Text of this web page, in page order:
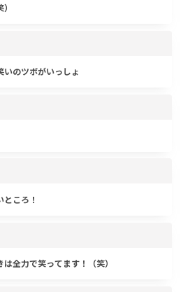
いのツボがいっしょ
ころ！
全力で笑ってます！（笑）